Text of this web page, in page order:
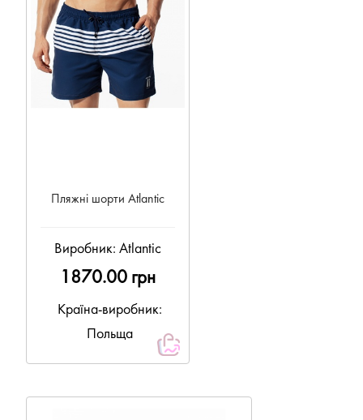
Пляжні шорти Atlantic
Виробник:Atlantic
1870.00 грн
Країна-виробник:
Польща